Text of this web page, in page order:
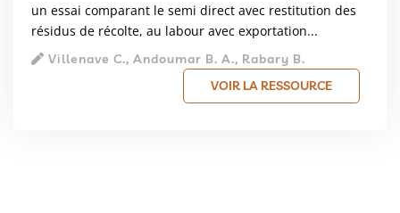
un essai comparant le semi direct avec restitution des
résidus de récolte, au labour avec exportation...
Villenave C., Andoumar B. A., Rabary B.
VOIR LA RESSOURCE